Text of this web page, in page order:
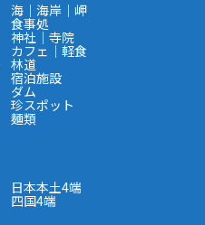
海｜海岸｜岬
食事処
神社｜寺院
カフェ｜軽食
林道
宿泊施設
ダム
珍スポット
麺類
日本本土4端
四国4端